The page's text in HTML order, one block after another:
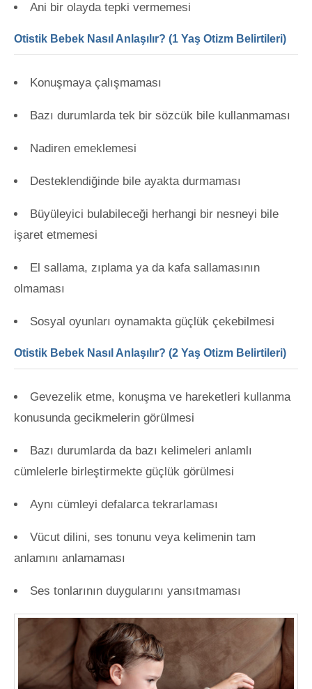
Ani bir olayda tepki vermemesi
Otistik Bebek Nasıl Anlaşılır? (1 Yaş Otizm Belirtileri)
Konuşmaya çalışmaması
Bazı durumlarda tek bir sözcük bile kullanmaması
Nadiren emeklemesi
Desteklendiğinde bile ayakta durmaması
Büyüleyici bulabileceği herhangi bir nesneyi bile
işaret etmemesi
El sallama, zıplama ya da kafa sallamasının
olmaması
Sosyal oyunları oynamakta güçlük çekebilmesi
Otistik Bebek Nasıl Anlaşılır? (2 Yaş Otizm Belirtileri)
Gevezelik etme, konuşma ve hareketleri kullanma
konusunda gecikmelerin görülmesi
Bazı durumlarda da bazı kelimeleri anlamlı
cümlelerle birleştirmekte güçlük görülmesi
Aynı cümleyi defalarca tekrarlaması
Vücut dilini, ses tonunu veya kelimenin tam
anlamını anlamaması
Ses tonlarının duygularını yansıtmaması